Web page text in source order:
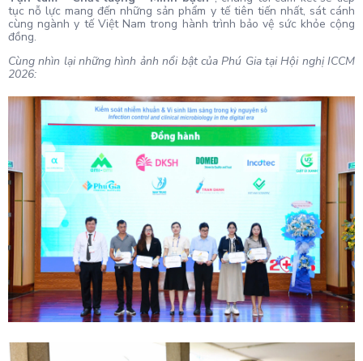
tục nỗ lực mang đến những sản phẩm y tế tiên tiến nhất, sát cánh
cùng ngành y tế Việt Nam trong hành trình bảo vệ sức khỏe cộng
đồng.
Cùng nhìn lại những hình ảnh nổi bật của Phú Gia tại Hội nghị ICCM
2026: